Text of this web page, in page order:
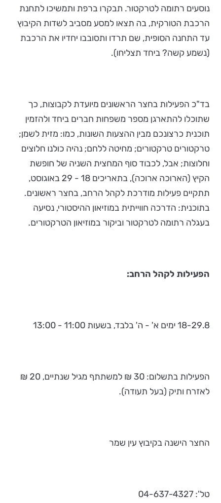
נוסעים רתומה לטרקטור. תבקרו ברפת ותמשיכו לתחנת
הרכבת הטורקית, בה תצאו למסע מסביב לשדות הקיבוץ
עד התחנה הסופית, שם תרדו ותסובבו יחדיו את הרכבת
(נשמע קשה? ביחד תצליחו).
בד"כ הפעילות בחצר הראשונים מיועדת לקבוצות, כך
שתוכלו להתארגן מספר משפחות חברים ביחד ולהזמין
תוכנית כרצונכם מבין ההצעות השונות, כמו: מזית לשמן;
טרקטורים טרקטורים; מחיטה ללחם; נהיה כולנו חלוצים
וחלוצות; אבל, לכבוד סוף המחצית השניה של חופשת
הקיץ (הארוכה ארוכה), בתאריכים 18 - 29 באוגוסט,
תתקיים פעילות מודרכת לקהל הרחב, בחצר ראשונים.
בתוכנית: הדרכה חווייתית במוזיאון ההיסטורי, נסיעה
בעגלה רתומה לטרקטור וביקור במוזיאון הטרקטורים.
הפעילות לקהל הרחב:
18-29.8 ימים א' - ה' בלבד, בשעות 11:00 - 13:00
הפעילות בתשלום: 30 ₪ למשתתף מגיל שנתיים, 20 ₪
לאזרח ותיק (בעל תעודה).
החצר הישנה בקיבוץ עין שמר
טל': 04-637-4327